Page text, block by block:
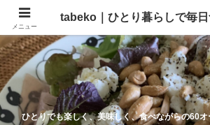
ひとりでも楽しく、美味しく、食べながらの60
メニュー
tabeko｜ひとり暮らしで毎